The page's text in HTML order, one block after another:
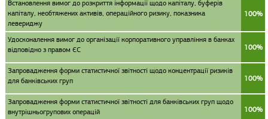
Встановлення вимог до розкриття інформації щодо капіталу, буферів
капіталу, необтяжених активів, операційного ризику, показника
левериджу
100%
Удосконалення вимог до організації корпоративного управління в банках
відповідно з правом ЄС
100%
Запровадження форми статистичної звітності щодо концентрації ризиків
для банківських груп
100%
Запровадження форми статистичної звітності для банківських груп щодо
внутрішньогрупових операцій
100%